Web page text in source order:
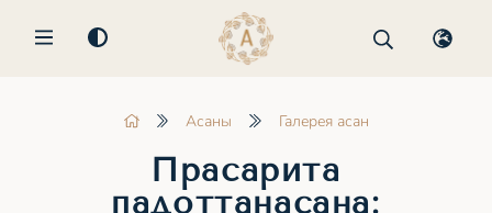
MENU
Асаны Галерея асан
Прасарита
падоттанасана: